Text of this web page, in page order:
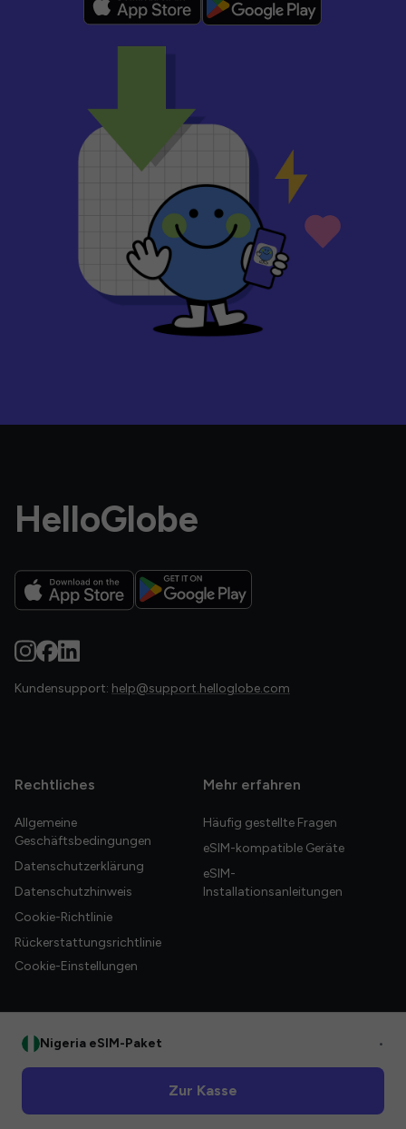
HelloGlobe
Kundensupport: help@support.helloglobe.com
Rechtliches
Allgemeine
Geschäftsbedingungen
Datenschutzerklärung
Datenschutzhinweis
Cookie-Richtlinie
Rückerstattungsrichtlinie
Cookie-Einstellungen
Mehr erfahren
Häufig gestellte Fragen
eSIM-kompatible Geräte
eSIM-
Installationsanleitungen
Nigeria eSIM-Paket •
Zur Kasse